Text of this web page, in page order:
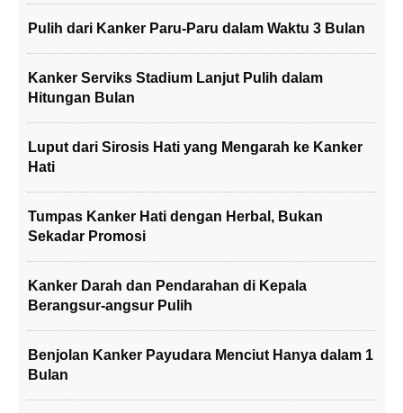
Pulih dari Kanker Paru-Paru dalam Waktu 3 Bulan
Kanker Serviks Stadium Lanjut Pulih dalam
Hitungan Bulan
Luput dari Sirosis Hati yang Mengarah ke Kanker
Hati
Tumpas Kanker Hati dengan Herbal, Bukan
Sekadar Promosi
Kanker Darah dan Pendarahan di Kepala
Berangsur-angsur Pulih
Benjolan Kanker Payudara Menciut Hanya dalam 1
Bulan